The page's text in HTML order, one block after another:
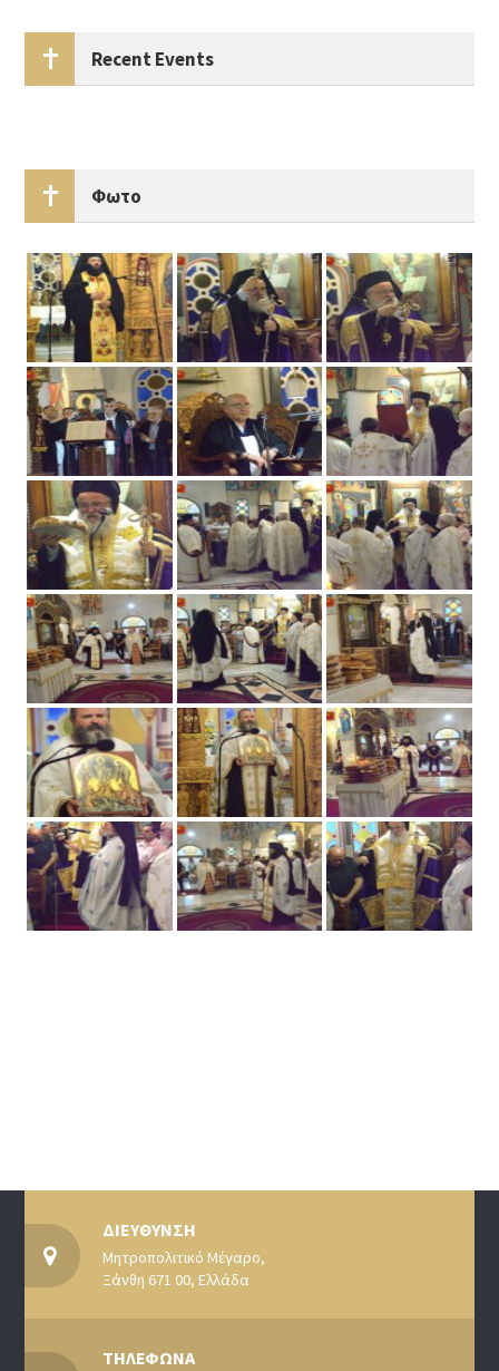
Recent Events
Φωτο
ΔΙΕΥΘΥΝΣΗ
Μητροπολιτικό Μέγαρο,
Ξάνθη 671 00, Ελλάδα
ΤΗΛΕΦΩΝΑ